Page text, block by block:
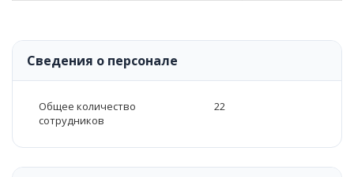
Сведения о персонале
Общее количество
сотрудников
22